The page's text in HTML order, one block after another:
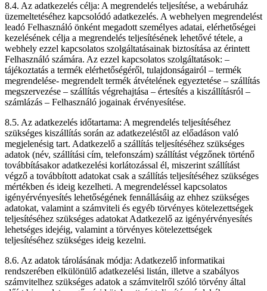
8.4. Az adatkezelés célja: A megrendelés teljesítése, a webáruház
üzemeltetéséhez kapcsolódó adatkezelés. A webhelyen megrendelést
leadó Felhasználó önként megadott személyes adatai, elérhetőségei
kezelésének célja a megrendelés teljesítésének lehetővé tétele, a
webhely ezzel kapcsolatos szolgáltatásainak biztosítása az érintett
Felhasználó számára. Az ezzel kapcsolatos szolgáltatások: –
tájékoztatás a termék elérhetőségéről, tulajdonságairól – termék
megrendelése- megrendelt termék átvételének egyeztetése – szállítás
megszervezése – szállítás végrehajtása – értesítés a kiszállításról –
számlázás – Felhasználó jogainak érvényesítése.
8.5. Az adatkezelés időtartama: A megrendelés teljesítéséhez
szükséges kiszállítás során az adatkezeléstől az előadáson való
megjelenésig tart. Adatkezelő a szállítás teljesítéséhez szükséges
adatok (név, szállítási cím, telefonszám) szállítást végzőnek történő
továbbításakor adatkezelési korlátozással él, miszerint szállítást
végző a továbbított adatokat csak a szállítás teljesítéséhez szükséges
mértékben és ideig kezelheti. A megrendeléssel kapcsolatos
igényérvényesítés lehetőségének fennállásáig az ehhez szükséges
adatokat, valamint a számviteli és egyéb törvényes kötelezettségek
teljesítéséhez szükséges adatokat Adatkezelő az igényérvényesítés
lehetséges idejéig, valamint a törvényes kötelezettségek
teljesítéséhez szükséges ideig kezelni.
8.6. Az adatok tárolásának módja: Adatkezelő informatikai
rendszerében elkülönülő adatkezelési listán, illetve a szabályos
számvitelhez szükséges adatok a számvitelről szóló törvény által